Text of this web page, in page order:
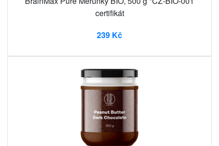
certifikát
239 Kč